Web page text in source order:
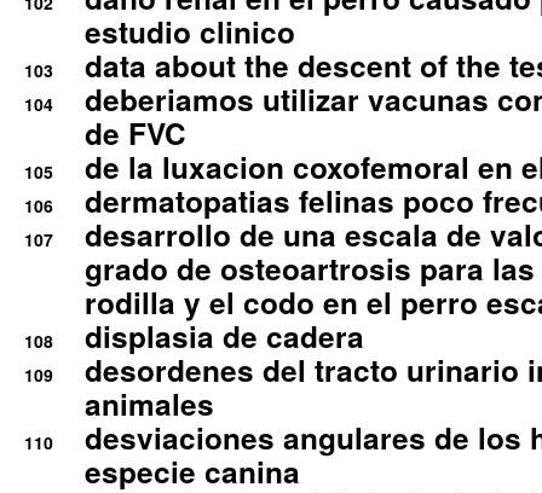
estudio clinico
103 data about the descent of the
104
deberiamos utilizar vacunas
de FVC
105 de la luxacion coxofemoral en
106 dermatopatias felinas poco
107
desarrollo de una escala de
grado de osteoartrosis para
rodilla y el codo en el perro
108 displasia de cadera
109
desordenes del tracto urinario
animales
110
desviaciones angulares de los
especie canina